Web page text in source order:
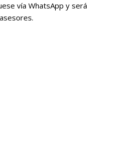
vía WhatsApp y será